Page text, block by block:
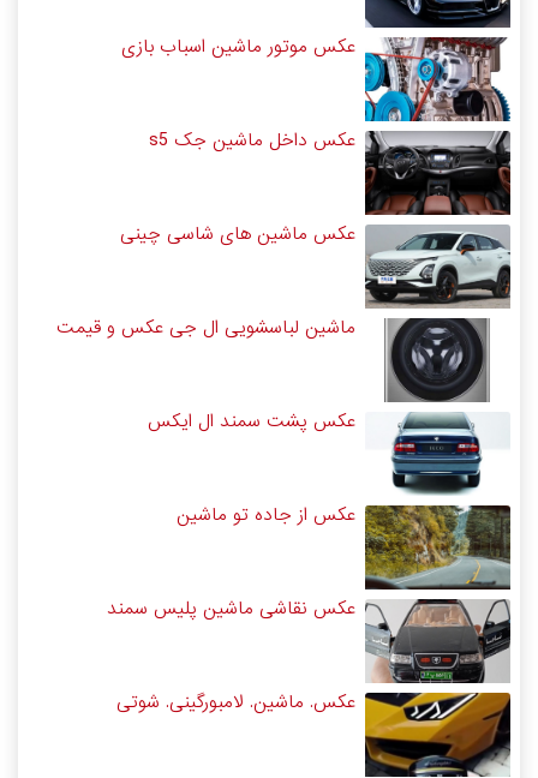
عکس موتور ماشین اسباب بازی
عکس داخل ماشین جک s5
عکس ماشین های شاسی چینی
ماشین لباسشویی ال جی عکس و قیمت
عکس پشت سمند ال ایکس
عکس از جاده تو ماشین
عکس نقاشی ماشین پلیس سمند
عکس. ماشین. لامبورگینی. شوتی